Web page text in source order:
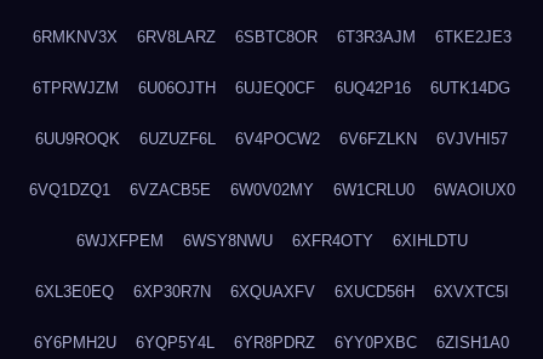
6RMKNV3X 6RV8LARZ 6SBTC8OR 6T3R3AJM 6TKE2JE3
6TPRWJZM 6U06OJTH 6UJEQ0CF 6UQ42P16 6UTK14DG
6UU9ROQK 6UZUZF6L 6V4POCW2 6V6FZLKN 6VJVHI57
6VQ1DZQ1 6VZACB5E 6W0V02MY 6W1CRLU0 6WAOIUX0
6WJXFPEM 6WSY8NWU 6XFR4OTY 6XIHLDTU
6XL3E0EQ 6XP30R7N 6XQUAXFV 6XUCD56H 6XVXTC5I
6Y6PMH2U 6YQP5Y4L 6YR8PDRZ 6YY0PXBC 6ZISH1A0